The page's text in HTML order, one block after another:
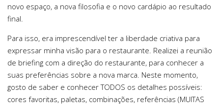
novo espaço, a nova filosofia e o novo cardápio ao resultado
final.
Para isso, era imprescendível ter a liberdade criativa para
expressar minha visão para o restaurante. Realizei a reunião
de briefing com a direção do restaurante, para conhecer a
suas preferências sobre a nova marca. Neste momento,
gosto de saber e conhecer TODOS os detalhes possíveis:
cores favoritas, paletas, combinações, referências (MUITAS